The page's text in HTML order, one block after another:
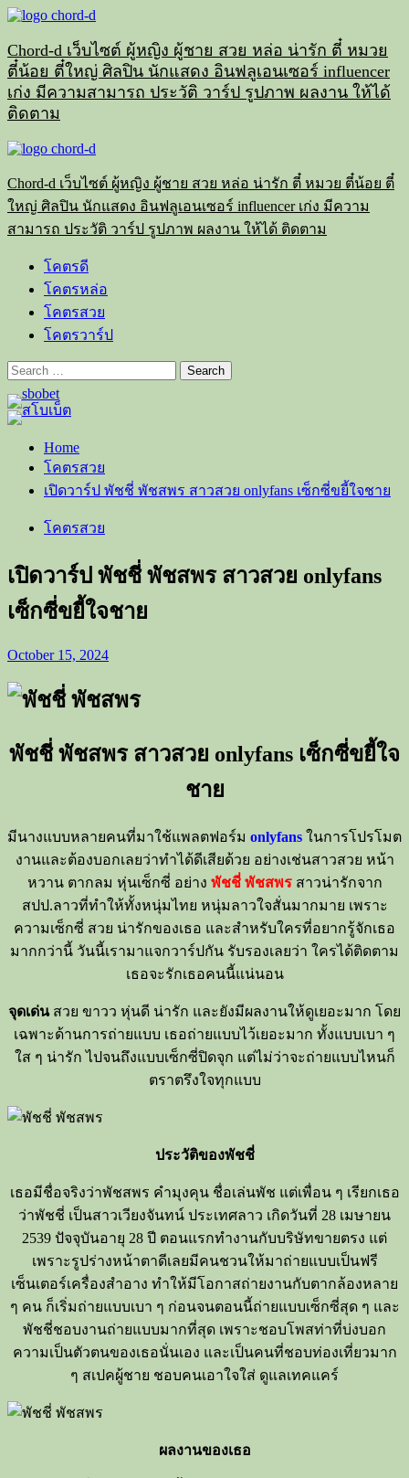
Skip
content
Chord-d เว็บไซต์ ผู้หญิง ผู้ชาย สวย หล่อ น่ารัก ตี๋ หมวย
ตี๋น้อย ตี๋ใหญ่ ศิลปิน นักแสดง อินฟลูเอนเซอร์ influencer
เก่ง มีความสามารถ ประวัติ วาร์ป รูปภาพ ผลงาน ให้ได้
ติดตาม
Primary
Chord-d เว็บไซต์ ผู้หญิง ผู้ชาย สวย หล่อ น่ารัก ตี๋ หมวย ตี๋น้อย ตี๋
ใหญ่ ศิลปิน นักแสดง อินฟลูเอนเซอร์ influencer เก่ง มีความ
สามารถ ประวัติ วาร์ป รูปภาพ ผลงาน ให้ได้ ติดตาม
โคตรดี
โคตรหล่อ
โคตรสวย
โคตรวาร์ป
Search
for:
Home
โคตรสวย
เปิดวาร์ป พัชชี่ พัชสพร สาวสวย onlyfans เซ็กซี่ขยี้ใจชาย
โคตรสวย
เปิดวาร์ป พัชชี่ พัชสพร สาวสวย onlyfans
เซ็กซี่ขยี้ใจชาย
October 15, 2024
พัชชี่ พัชสพร สาวสวย onlyfans เซ็กซี่ขยี้ใจ
ชาย
มีนางแบบหลายคนที่มาใช้แพลตฟอร์ม onlyfans ในการโปรโมต
งานและต้องบอกเลยว่าทำได้ดีเสียด้วย อย่างเช่นสาวสวย หน้า
หวาน ตากลม หุ่นเซ็กซี่ อย่าง พัชชี่ พัชสพรสาวน่ารักจาก
สปป.ลาวที่ทำให้ทั้งหนุ่มไทย หนุ่มลาวใจสั่นมากมาย เพราะ
ความเซ็กซี่ สวย น่ารักของเธอ และสำหรับใครที่อยากรู้จักเธอ
มากกว่านี้ วันนี้เรามาแจกวาร์ปกัน รับรองเลยว่า ใครได้ติดตาม
เธอจะรักเธอคนนี้แน่นอน
จุดเด่นสวย ขาวว หุ่นดี น่ารัก และยังมีผลงานให้ดูเยอะมาก โดย
เฉพาะด้านการถ่ายแบบ เธอถ่ายแบบไว้เยอะมาก ทั้งแบบเบา ๆ
ใส ๆ น่ารัก ไปจนถึงแบบเซ็กซี่ปิดจุก แต่ไม่ว่าจะถ่ายแบบไหนก็
ตราตรึงใจทุกแบบ
ประวัติของพัชชี่
เธอมีชื่อจริงว่าพัชสพร คำมุงคุน ชื่อเล่นพัช แต่เพื่อน ๆ เรียกเธอ
ว่าพัชชี่ เป็นสาวเวียงจันทน์ ประเทศลาว เกิดวันที่ 28 เมษายน
2539 ปัจจุบันอายุ 28 ปี ตอนแรกทำงานกับบริษัทขายตรง แต่
เพราะรูปร่างหน้าตาดีเลยมีคนชวนให้มาถ่ายแบบเป็นฟรี
เซ็นเตอร์เครื่องสำอาง ทำให้มีโอกาสถ่ายงานกับตากล้องหลาย
ๆ คน ก็เริ่มถ่ายแบบเบา ๆ ก่อนจนตอนนี้ถ่ายแบบเซ็กซี่สุด ๆ และ
พัชชี่ชอบงานถ่ายแบบมากที่สุด เพราะชอบโพสท่าที่บ่งบอก
ความเป็นตัวตนของเธอนั่นเอง และเป็นคนที่ชอบท่องเที่ยวมาก
ๆ สเปคผู้ชาย ชอบคนเอาใจใส่ ดูแลเทคแคร์
ผลงานของเธอ